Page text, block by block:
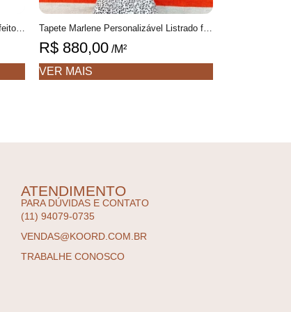
R$ 880,00 /M²
VER MAIS
ATENDIMENTO
PARA DÚVIDAS E CONTATO
(11) 94079-0735
VENDAS@KOORD.COM.BR
TRABALHE CONOSCO